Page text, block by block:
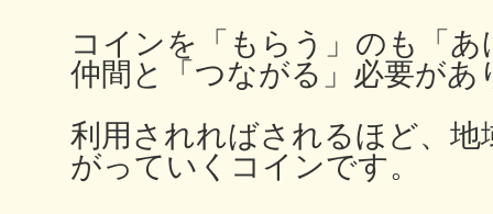
コインを「もらう」のも「
仲間と「つながる」必要があ
利用されればされるほど、地
がっていくコインです。
シモキ
多度津